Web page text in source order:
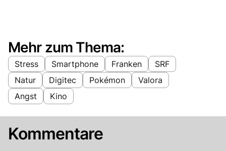
Mehr zum Thema:
Stress Smartphone Franken
SRF
Natur
Digitec Pokémon
Valora
Angst
Kino
Kommentare